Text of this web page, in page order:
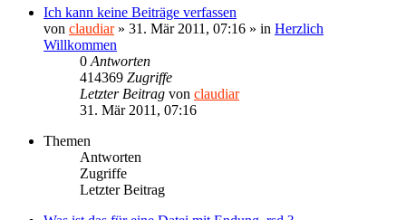
Ich kann keine Beiträge verfassen
von claudiar» 31. Mär 2011, 07:16 » in Herzlich
Willkommen
0 Antworten
414369 Zugriffe
Letzter Beitrag von claudiar
31. Mär 2011, 07:16
Themen
Antworten
Zugriffe
Letzter Beitrag